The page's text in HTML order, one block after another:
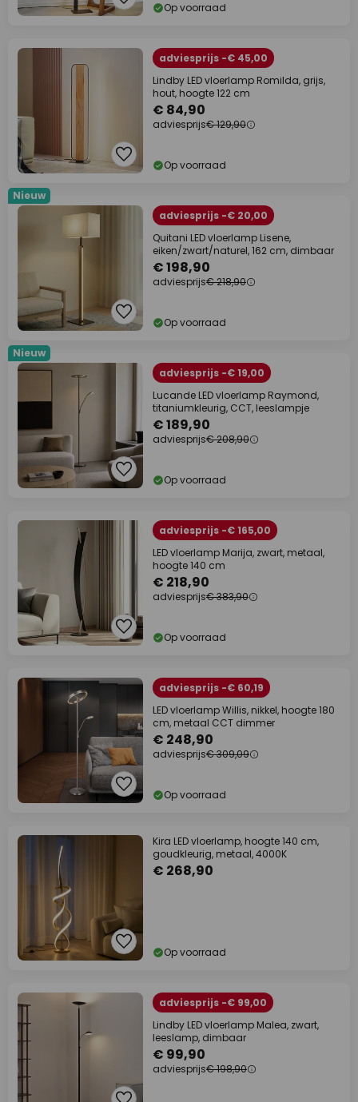
Op voorraad
adviesprijs -€ 45,00
Lindby LED vloerlamp Romilda, grijs,
hout, hoogte 122 cm
€ 84,90
adviesprijs€ 129,90
Op voorraad
Nieuw
adviesprijs -€ 20,00
Quitani LED vloerlamp Lisene,
eiken/zwart/naturel, 162 cm, dimbaar
€ 198,90
adviesprijs€ 218,90
Op voorraad
Nieuw
adviesprijs -€ 19,00
Lucande LED vloerlamp Raymond,
titaniumkleurig, CCT, leeslampje
€ 189,90
adviesprijs€ 208,90
Op voorraad
adviesprijs -€ 165,00
LED vloerlamp Marija, zwart, metaal,
hoogte 140 cm
€ 218,90
adviesprijs€ 383,90
Op voorraad
adviesprijs -€ 60,19
LED vloerlamp Willis, nikkel, hoogte 180
cm, metaal CCT dimmer
€ 248,90
adviesprijs€ 309,09
Op voorraad
Kira LED vloerlamp, hoogte 140 cm,
goudkleurig, metaal, 4000K
€ 268,90
Op voorraad
adviesprijs -€ 99,00
Lindby LED vloerlamp Malea, zwart,
leeslamp, dimbaar
€ 99,90
adviesprijs€ 198,90